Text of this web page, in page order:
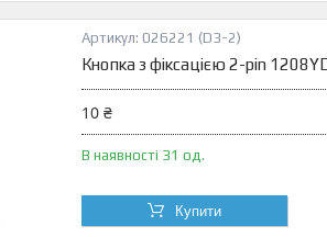
026221 (D3-2)
Кнопка з фіксацією 2-pin
10 ₴
В наявності 31 од.
Купити